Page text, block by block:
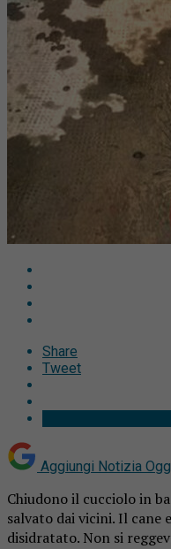
Share
Tweet
Aggiungi Notizia
Chiudono il cucciolo in
salvato dai vicini. Il cane
disidratato. Non si